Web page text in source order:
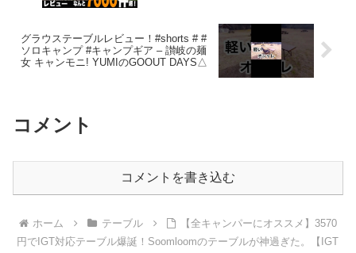
グラウステーブルレビュー！#shorts # #
ソロキャンプ #キャンプギア – 讃岐の麺
女 キャンモニ! YUMIのGOOUT DAYS△
コメント
コメントを書き込む
ホーム テーブル
【全キャンパーにオススメ】3570
円でIGT対応テーブル爆誕！Soomloomのテーブルが神過ぎた。【IGT